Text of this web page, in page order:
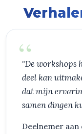
"De workshops
deel kan
dat mijn
samen dingen
Deelnemer